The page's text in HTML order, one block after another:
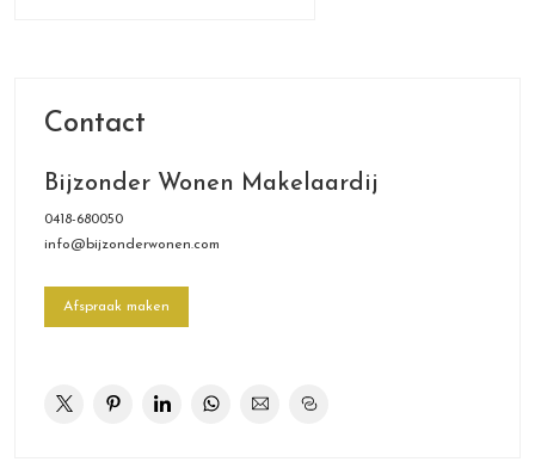
Zitkamer annex bibliotheek van 92 m² met dubbele glasdeuren
houten schouw met openhaard, kastenwanden, antieke
parketvloer en 10 meter lange boekenwand op de
eerste verdieping.
en vaste kasten, badkamer met ligbad, dubbel wastafelmeubel,
toilet en inloopdouche
Vloeroppervlak: circa 326 m²
Contact
Bijzonder Wonen Makelaardij
0418-680050
info@bijzonderwonen.com
Afspraak maken